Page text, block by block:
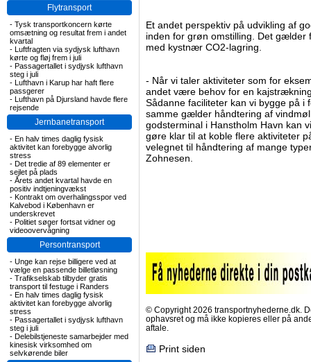
Flytransport
- Tysk transportkoncern kørte
omsætning og resultat frem i andet
kvartal
- Luftfragten via sydjysk lufthavn
kørte og fløj frem i juli
- Passagertallet i sydjysk lufthavn
steg i juli
- Lufthavn i Karup har haft flere
passgerer
- Lufthavn på Djursland havde flere
rejsende
Jernbanetransport
- En halv times daglig fysisk
aktivitet kan forebygge alvorlig
stress
- Det tredie af 89 elementer er
sejlet på plads
- Årets andet kvartal havde en
positiv indtjeningvækst
- Kontrakt om overhalingsspor ved
Kalvebod i København er
underskrevet
- Politiet søger fortsat vidner og
videoovervågning
Persontransport
- Unge kan rejse billigere ved at
vælge en passende billetløsning
- Trafikselskab tilbyder gratis
transport til festuge i Randers
- En halv times daglig fysisk
aktivitet kan forebygge alvorlig
stress
- Passagertallet i sydjysk lufthavn
steg i juli
- Delebilstjeneste samarbejder med
kinesisk virksomhed om
selvkørende biler
Et andet perspektiv på udvikling af
inden for grøn omstilling. Det gælder
med kystnær CO2-lagring.
- Når vi taler aktiviteter som for
andet være behov for en
Sådanne faciliteter kan vi bygge på
samme gælder håndtering af
godsterminal i Hanstholm Havn kan
gøre klar til at koble flere aktiviteter
velegnet til håndtering af mange
Zohnesen.
© Copyright 2026 transportnyhederne.dk.
ophavsret og må ikke kopieres eller på
aftale.
Print siden